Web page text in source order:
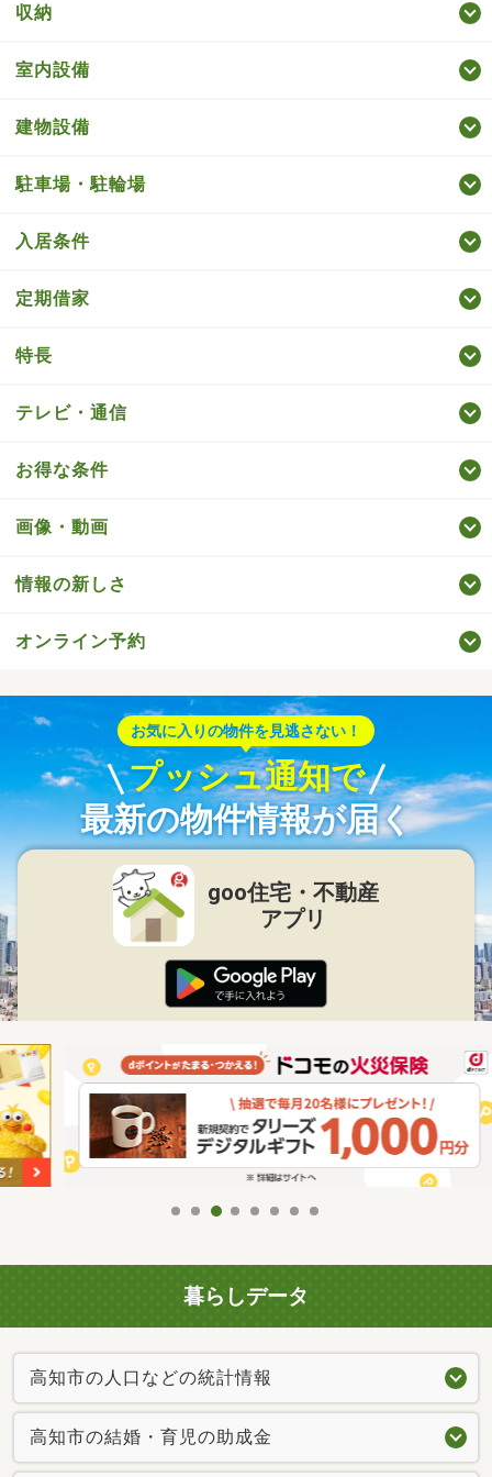
収納
室内設備
建物設備
駐車場・駐輪場
入居条件
定期借家
特長
テレビ・通信
お得な条件
画像・動画
情報の新しさ
オンライン予約
お気に入りの物件を見逃さない！
プッシュ通知で
最新の物件情報が届く
goo住宅・不動産
アプリ
暮らしデータ
高知市の人口などの統計情報
高知市の結婚・育児の助成金